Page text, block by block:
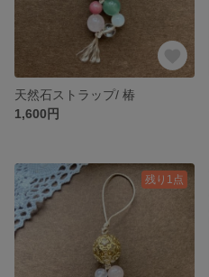
天然石ストラップ/ 椿
1,600円
残り1点